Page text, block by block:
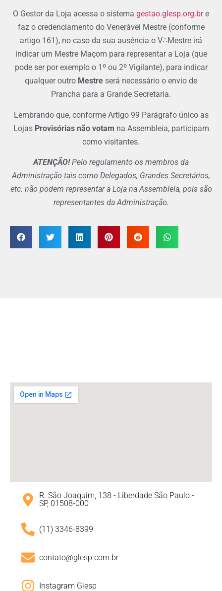
O Gestor da Loja acessa o sistema gestao.glesp.org.bre
faz o credenciamento do Venerável Mestre (conforme
artigo 161), no caso da sua ausência o V∴Mestre irá
indicar um Mestre Maçom para representar a Loja (que
pode ser por exemplo o 1º ou 2º Vigilante), para indicar
qualquer outro Mestre será necessário o envio de
Prancha para a Grande Secretaria.
Lembrando que, conforme Artigo 99 Parágrafo único as
Lojas Provisórias não votam na Assembleia, participam
como visitantes.
ATENÇÃO!Pelo regulamento os membros da
Administração tais como Delegados, Grandes Secretários,
etc. não podem representar a Loja na Assembleia, pois são
representantes da Administração.
R. São Joaquim, 138 - Liberdade São Paulo -
SP, 01508-000
(11) 3346-8399
contato@glesp.com.br
Instagram Glesp